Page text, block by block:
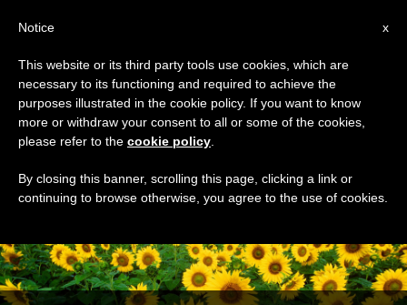
TAG
DERNIÈRES NOUVELLES
x
Notice
This website or its third party tools use cookies, which are
necessary to its functioning and required to achieve the
purposes illustrated in the cookie policy. If you want to know
more or withdraw your consent to all or some of the cookies,
please refer to the cookie policy
By closing this banner, scrolling this page, clicking a link or
continuing to browse otherwise, you agree to the use of cookies.